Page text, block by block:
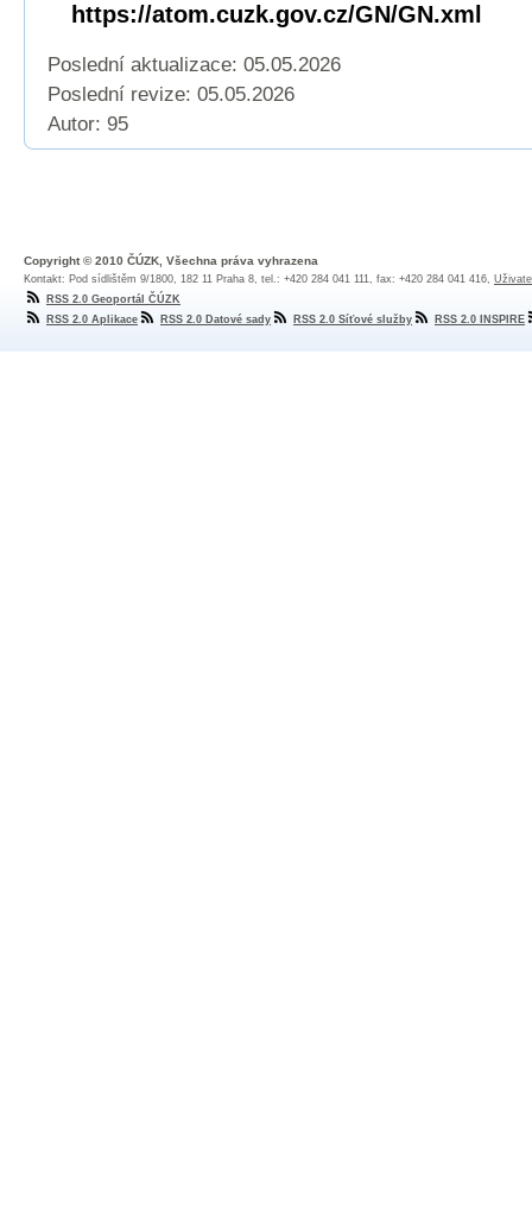
https://atom.cuzk.gov.cz/GN/GN.xml
Poslední aktualizace: 05.05.2026
Poslední revize: 05.05.2026
Autor: 95
Copyright © 2010 ČÚZK, Všechna práva vyhrazena
Kontakt: Pod sídlištěm 9/1800, 182 11 Praha 8, tel.: +420 284 041 111, fax: +420 284 041 416,
RSS 2.0 Geoportál ČÚZK
RSS 2.0 Aplikace
RSS 2.0 Datové sady RSS 2.0 Síťové služby RSS 2.0 INSPIRE